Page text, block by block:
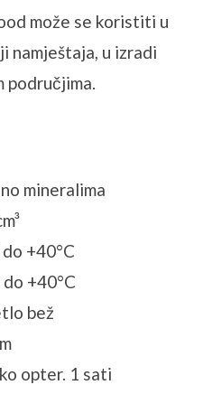
može se koristiti u
namještaja, u izradi
područjima.
mineralima
+40°C
+40°C
bež
opter. 1 sati